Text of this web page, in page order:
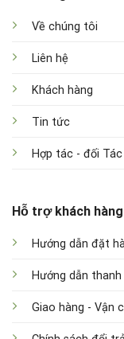
Về chúng tôi
Liên hệ
Khách hàng
Tin tức
Hợp tác - đối Tác
Hỗ trợ khách hàng
Hướng dẫn đặt
Hướng dẫn
Giao hàng - Vận